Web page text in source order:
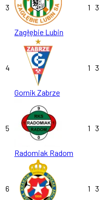
3
Zagłębie Lubin
1 3
4
Gornik Zabrze
1 3
5
Radomiak Radom
1 3
6 1 3